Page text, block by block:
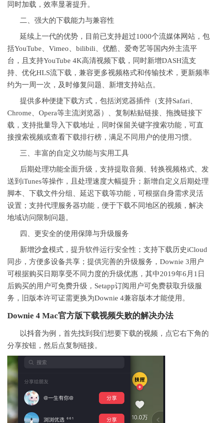
同时加载，效率显著提升。
二、强大的下载能力与兼容性
延续上一代的优势，目前已支持超过1000个流媒体网站，包
括YouTube、Vimeo、bilibili、优酷、爱奇艺等国内外主流平
台，且支持YouTube 4K高清视频下载，同时新增DASH流支
持、优化HLS流下载，兼容更多视频格式和传输技术，更新频率
约为一周一次，及时修复问题、新增支持站点。
提供多种便捷下载方式，包括浏览器插件（支持Safari、
Chrome、Opera等主流浏览器）、复制粘贴链接、拖拽链接下
载，支持批量导入下载地址，同时保留关键字搜索功能，可直
接搜索视频或查看下载排行榜，满足不同用户的使用习惯。
三、丰富的自定义功能与实用工具
后期处理功能全面升级，支持提取音频、转换视频格式、发
送到iTunes等操作，且处理速度大幅提升；新增自定义后期处理
脚本、下载文件分组、延迟下载等功能，可根据自身需求灵活
设置；支持代理服务器功能，便于下载不同地区的视频，解决
地域访问限制问题。
四、更安全的使用保障与升级服务
新增沙盒模式，提升软件运行安全性；支持下载历史iCloud
同步，方便多设备共享；提供完善的升级服务，Downie 3用户
可根据购买日期享受不同力度的升级优惠，其中2019年6月1日
后购买的用户可免费升级，Setapp订阅用户可免费获取升级服
务，旧版本许可证需更换为Downie 4兼容版本才能使用。
Downie 4 Mac官方版下载视频失败的解决办法
以抖音为例，首先找到我们想要下载的视频，点它右下角的
分享按钮，然后点复制链接。